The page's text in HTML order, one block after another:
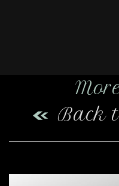
Back